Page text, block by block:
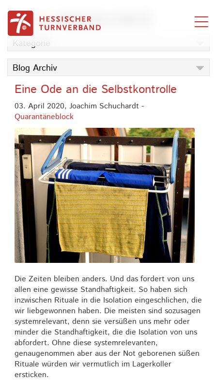
BLOGINNENLEBEN
Kategorie
Blog Archiv
Eine Ode an die Selbstkontrolle
03. April 2020, Joachim Schuchardt -
Quarantäneblock
Die Zeiten bleiben anders. Und das fordert von uns
allen eine gewisse Standhaftigkeit. So haben sich
inzwischen Rituale in die Isolation eingeschlichen, die
wir liebgewonnen haben. Die meisten sind sozusagen
systemrelevant, denn sie versüßen uns mehr oder
minder die Standhaftigkeit, die die Isolation von uns
abfordert. Ohne diese systemrelevanten,
genaugenommen aber aus der Not geborenen süßen
Rituale würden wir vermutlich im Lagerkoller
ersticken.